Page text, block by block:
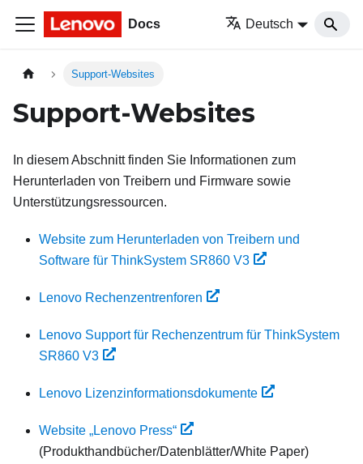
Docs Deutsch
Support-Websites
Support-Websites
In diesem Abschnitt finden Sie Informationen zum
Herunterladen von Treibern und Firmware sowie
Unterstützungsressourcen.
Website zum Herunterladen von Treibern und
Software für ThinkSystem SR860 V3
Lenovo Rechenzentrenforen
Lenovo Support für Rechenzentrum für ThinkSystem
SR860 V3
Lenovo Lizenzinformationsdokumente
Website „Lenovo Press“
(Produkthandbücher/Datenblätter/White Paper)